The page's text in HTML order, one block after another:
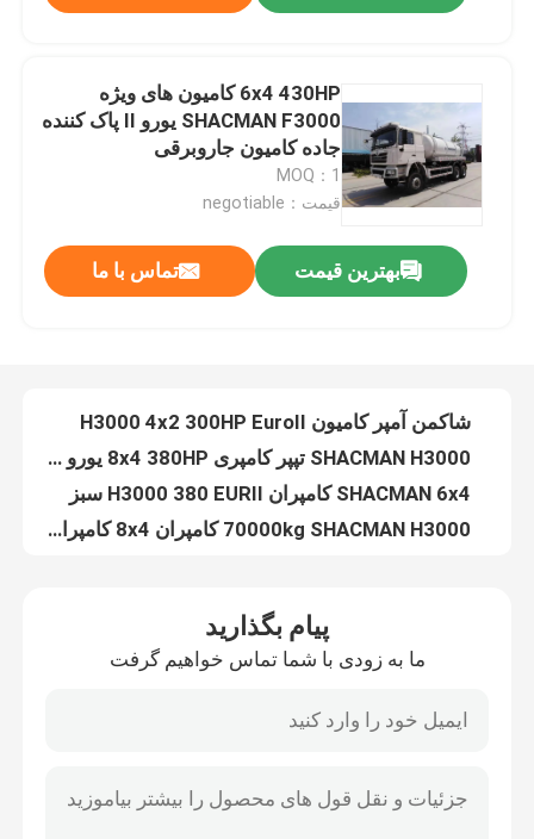
خونه
درباره ما
کنترل کیفیت
با ما تماس بگیرید
درخواست نقل قول
6x4 430HP کامیون های ویژه
SHACMAN F3000 یورو II پاک کننده
جاده کامیون جاروبرقی
MOQ：1
قیمت：negotiable
بهترین قیمت تماس با ما
EuroII SHACMAN کامیون فومپر زرد F3000 8x4 کامیون فومپر 380HP راننده راست
شاکمن F3000 تراکتور کامیون 4x2 400HP EuroII سفید شاکمن تراکتور سر
پیام بگذارید
ما به زودی با شما تماس خواهیم گرفت